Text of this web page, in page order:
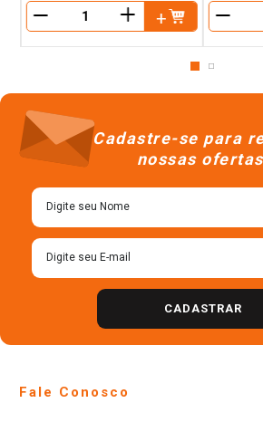
＋
Cadastre-se para
nossas
CADASTRAR
Fale Conosco